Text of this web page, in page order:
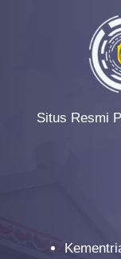
Situs Resmi